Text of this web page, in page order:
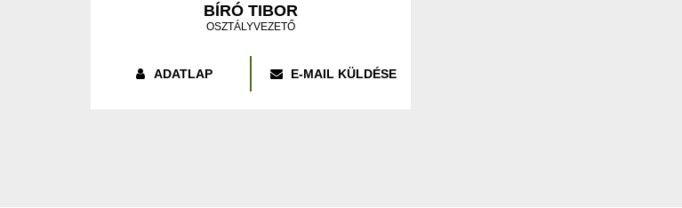
BÍRÓ TIBOR
OSZTÁLYVEZETŐ
ADATLAP E-MAIL KÜLDÉSE